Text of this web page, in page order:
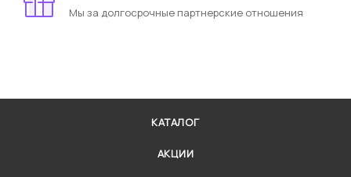
Мы за долгосрочные партнерские отношения
КАТАЛОГ
АКЦИИ